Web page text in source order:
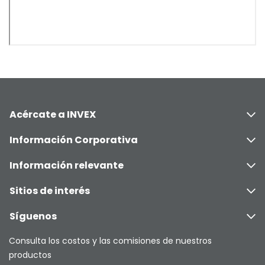
Acércate a INVEX
Información Corporativa
Información relevante
Sitios de interés
Síguenos
Consulta los costos y las comisiones de nuestros
productos